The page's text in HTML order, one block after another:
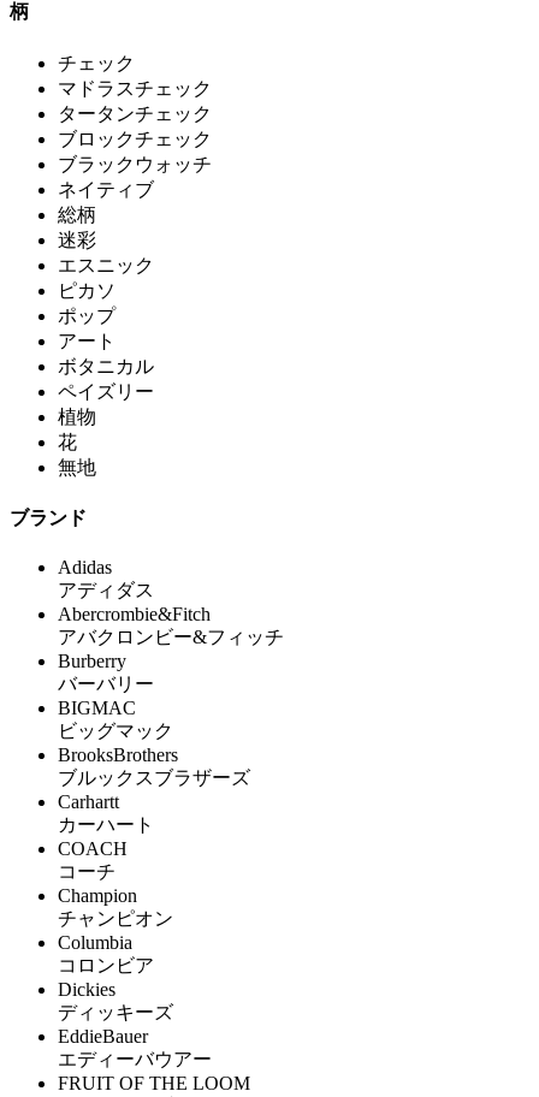
柄
チェック
マドラスチェック
タータンチェック
ブロックチェック
ブラックウォッチ
ネイティブ
総柄
迷彩
エスニック
ピカソ
ポップ
アート
ボタニカル
ペイズリー
植物
花
無地
ブランド
Adidas
アディダス
Abercrombie&Fitch
アバクロンビー&フィッチ
Burberry
バーバリー
BIGMAC
ビッグマック
BrooksBrothers
ブルックスブラザーズ
Carhartt
カーハート
COACH
コーチ
Champion
チャンピオン
Columbia
コロンビア
Dickies
ディッキーズ
EddieBauer
エディーバウアー
FRUIT OF THE LOOM